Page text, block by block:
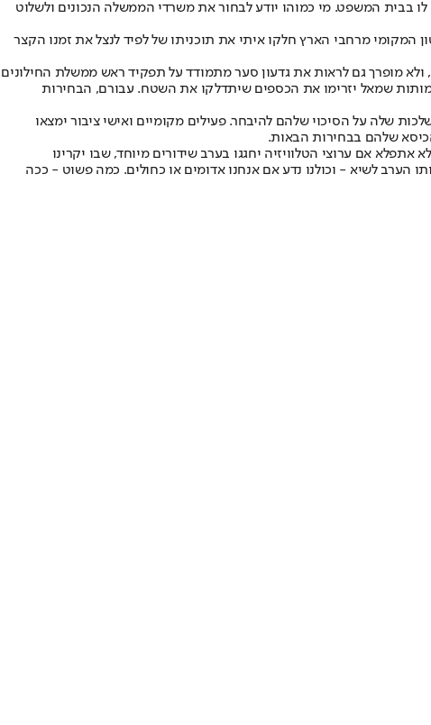
בבית המשפט. מי כמוהו יודע לבחור את משרדי הממשלה הנכונים ולשלוט
מרחבי הארץ חלקו איתי את תוכניתו של לפיד לנצל את זמנו הקצר
מופרך גם לראות את גדעון סער מתמודד על תפקיד ראש ממשלת החילונים
שמאל יזרימו את הכספים שיתדלקו את השטח. עבורם, הבחירות
שלה על הסיכוי שלהם להיבחר. פעילים מקומיים ואישי ציבור ימצאו
אם ערוצי הטלוויזיה יחגגו בערב שידורים מיוחד, שבו יקרינו
הערב לשיא - וכולנו נדע אם אנחנו אדומים או כחולים. כמה פשוט - ככה